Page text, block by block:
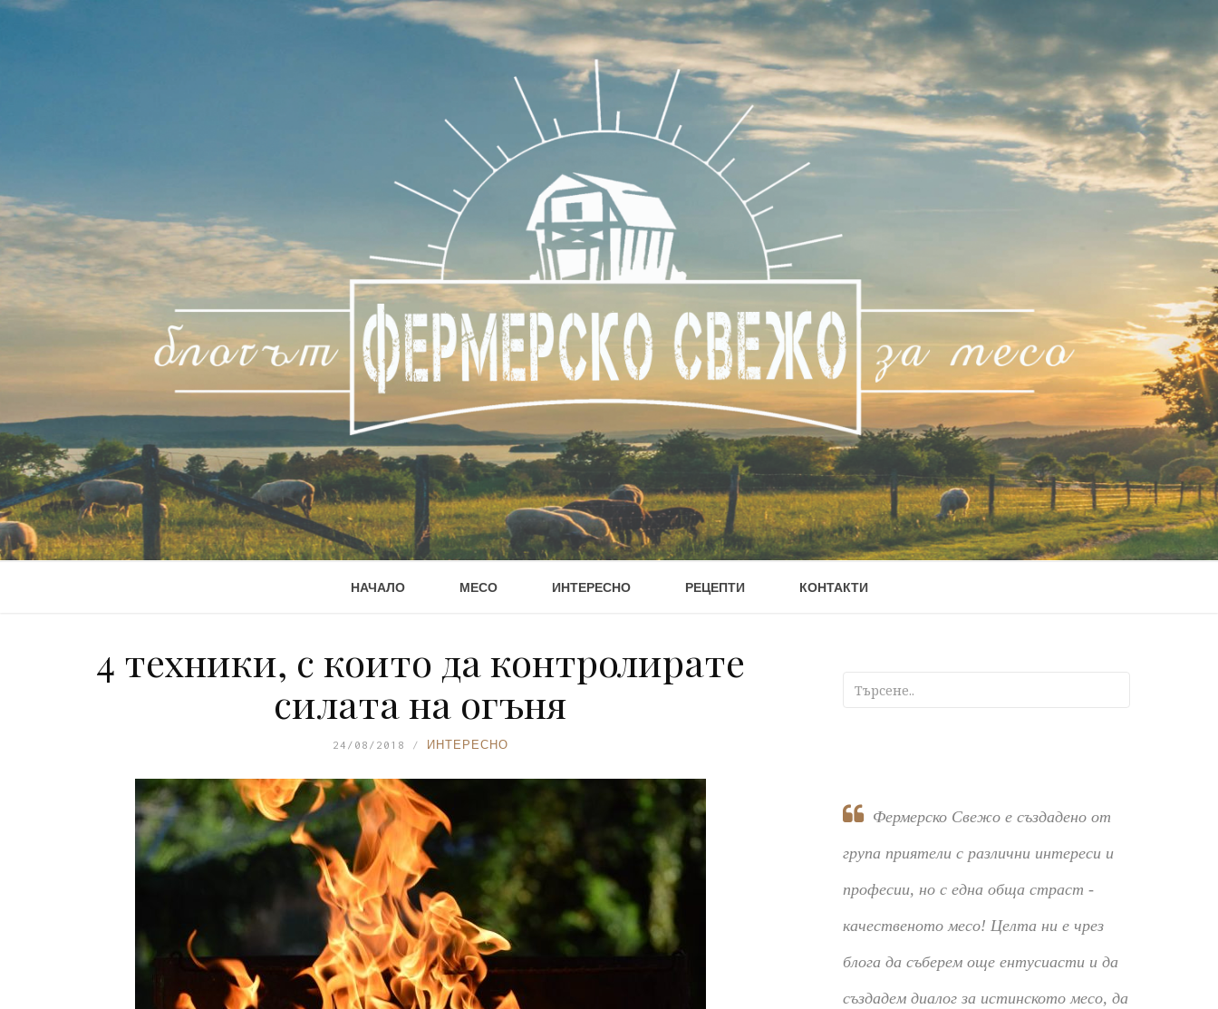
НАЧАЛО МЕСО ИНТЕРЕСНО РЕЦЕПТИ КОНТАКТИ
4 техники, с които да контролирате
силата на огъня
24/08/2018 ИНТЕРЕСНО
Фермерско Свежо е създадено от
група приятели с различни интереси и
професии, но с една обща страст -
качественото месо! Целта ни е чрез
блога да съберем още ентусиасти и да
създадем диалог за истинското месо, да